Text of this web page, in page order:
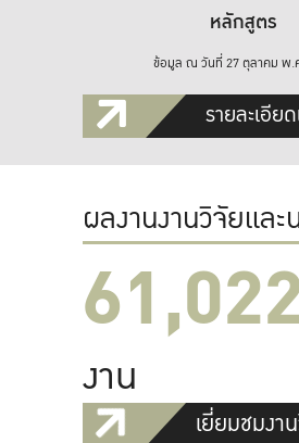
หลักสูตร
ข้อมูล ณ วันที่ 27 ตุลาคม พ.
รายละเอีย
ผลงานงานวิจัยแล
งาน
เยี่ยมชมงา